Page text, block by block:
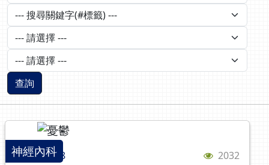
查詢
神經內科
2024/10/28 2032